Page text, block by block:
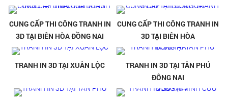
CUNG CẤP THI CÔNG TRANH IN
3D TẠI BIÊN HÒA ĐỒNG NAI
CUNG CẤP THI CÔNG TRANH IN
3D TẠI BIÊN HÒA
TRANH IN 3D TẠI XUÂN LỘC
TRANH IN 3D TẠI TÂN PHÚ
ĐÔNG NAI